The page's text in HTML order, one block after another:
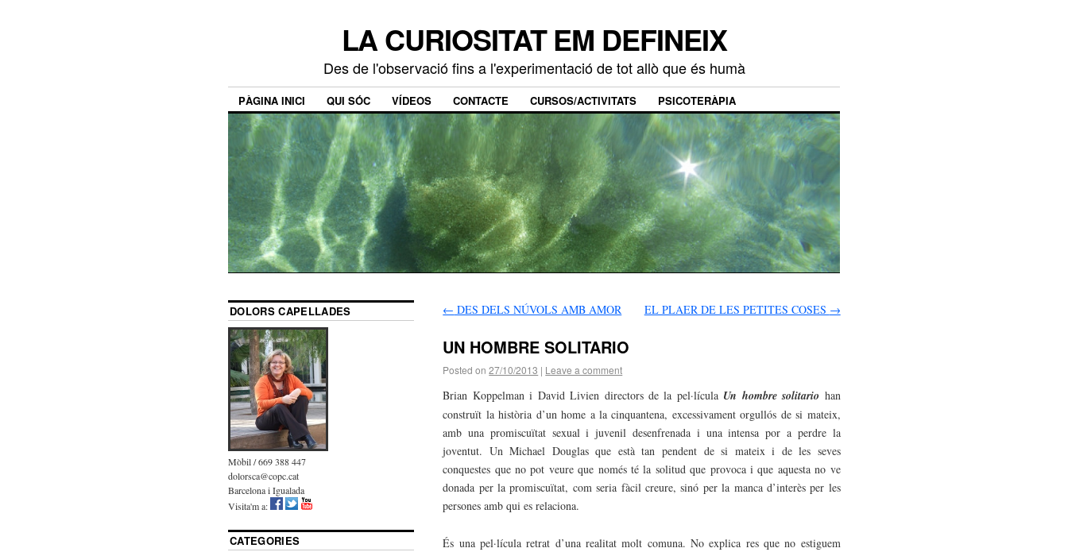
LA CURIOSITAT EM DEFINEIX
Des de l'observació fins a l'experimentació de tot allò que és humà
PÀGINA INICI QUI SÓC VÍDEOS CONTACTE CURSOS/ACTIVITATS PSICOTERÀPIA
← DES DELS NÚVOLS AMB AMOR EL PLAER DE LES PETITES COSES →
UN HOMBRE SOLITARIO
Posted on 27/10/2013 | Leave a comment
Brian Koppelman i David Livien directors de la pel·lícula Un hombre solitario han
construït la història d’un home a la cinquantena, excessivament orgullós de si mateix,
amb una promiscuïtat sexual i juvenil desenfrenada i una intensa por a perdre la
joventut. Un Michael Douglas que està tan pendent de si mateix i de les seves
conquestes que no pot veure que només té la solitud que provoca i que aquesta no ve
donada per la promiscuïtat, com seria fàcil creure, sinó per la manca d’interès per les
persones amb qui es relaciona.
És una pel·lícula retrat d’una realitat molt comuna. No explica res que no estiguem
DOLORS CAPELLADES
Mòbil / 669 388 447
dolorsca@copc.cat
Barcelona i Igualada
Visita'm a:
CATEGORIES